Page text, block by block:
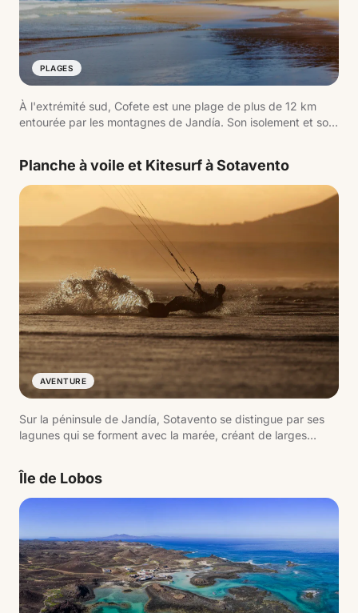
PLAGES
À l'extrémité sud, Cofete est une plage de plus de 12 km
entourée par les montagnes de Jandía. Son isolement et son
Planche à voile et Kitesurf à Sotavento
AVENTURE
Sur la péninsule de Jandía, Sotavento se distingue par ses
lagunes qui se forment avec la marée, créant de larges
vent constant, en font un point de référence pour la planche
à voile et le kitesurf en Europe.
Île de Lobos